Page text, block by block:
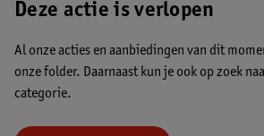
Deze actie is verlopen
Al onze acties en aanbiedingen van dit
onze folder. Daarnaast kun je ook op zoek
categorie.